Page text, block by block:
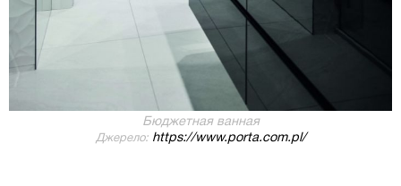
Бюджетная ванная
Джерело:https://www.porta.com.pl/